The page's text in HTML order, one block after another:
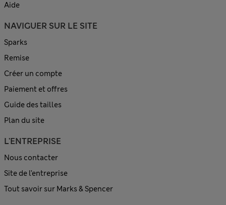
Aide
NAVIGUER SUR LE SITE
Sparks
Remise
Créer un compte
Paiement et offres
Guide des tailles
Plan du site
L'ENTREPRISE
Nous contacter
Site de l’entreprise
Tout savoir sur Marks & Spencer